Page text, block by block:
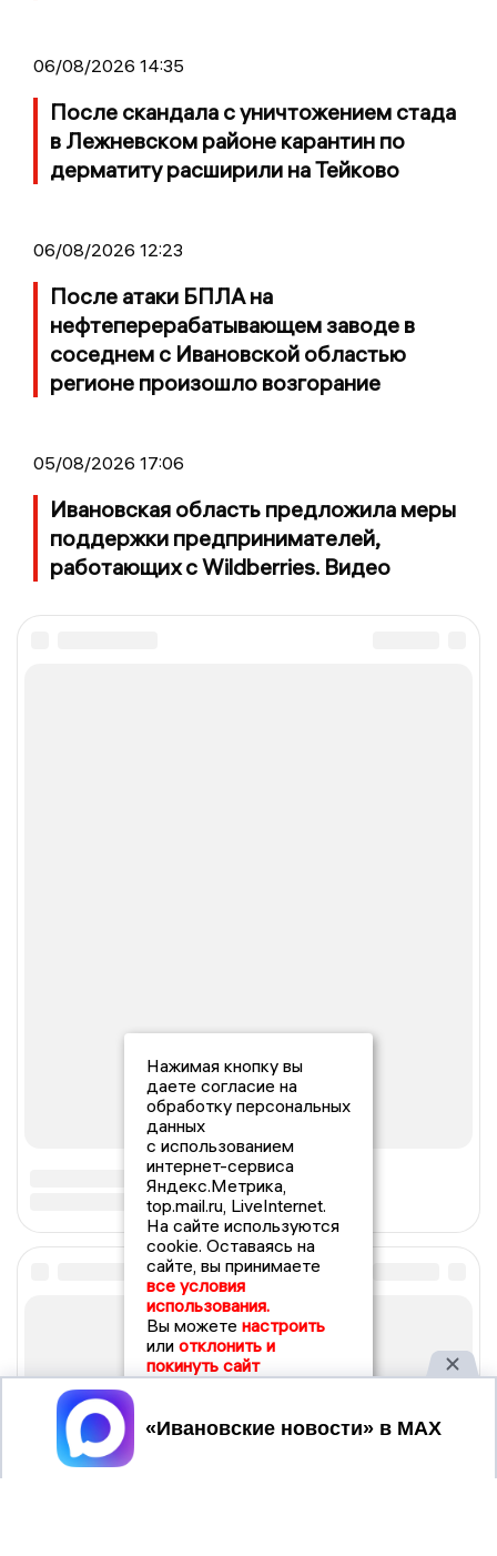
06/08/2026 14:35
После скандала с уничтожением стада
в Лежневском районе карантин по
дерматиту расширили на Тейково
06/08/2026 12:23
После атаки БПЛА на
нефтеперерабатывающем заводе в
соседнем с Ивановской областью
регионе произошло возгорание
05/08/2026 17:06
Ивановская область предложила меры
поддержки предпринимателей,
работающих с Wildberries. Видео
Нажимая кнопку вы
даете согласие на
обработку персональных
данных
с использованием
интернет-сервиса
Яндекс.Метрика,
top.mail.ru, LiveInternet.
На сайте используются
cookie. Оставаясь на
сайте, вы принимаете
все условия
использования.
Вы можете настроить
или отклонить и
покинуть сайт
Принять